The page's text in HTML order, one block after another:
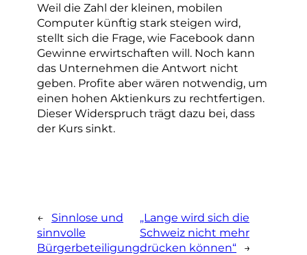
Weil die Zahl der kleinen, mobilen
Computer künftig stark steigen wird,
stellt sich die Frage, wie Facebook dann
Gewinne erwirtschaften will. Noch kann
das Unternehmen die Antwort nicht
geben. Profite aber wären notwendig, um
einen hohen Aktienkurs zu rechtfertigen.
Dieser Widerspruch trägt dazu bei, dass
der Kurs sinkt.
←
Sinnlose und
sinnvolle
Bürgerbeteiligung
„Lange wird sich die
Schweiz nicht mehr
drücken können“ →